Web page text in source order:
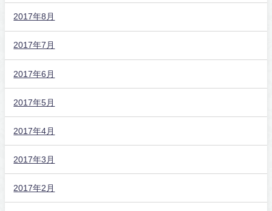
2017年8月
2017年7月
2017年6月
2017年5月
2017年4月
2017年3月
2017年2月